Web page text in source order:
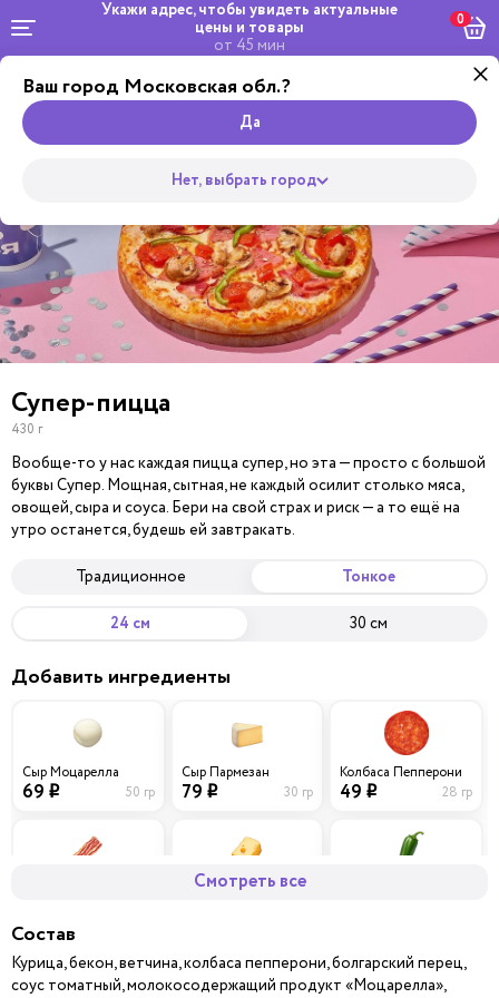
Укажи адрес, чтобы увидеть актуальные
цены и товары
от 45 мин
Ваш город Московская обл.?
Да
Нет, выбрать город
0
Роллы
Комбо и
Пицца
Супер-пицца
430 г
Вообще-то у нас каждая пицца супер, но эта — просто с большой
буквы Супер. Мощная, сытная, не каждый осилит столько мяса,
овощей, сыра и соуса. Бери на свой страх и риск — а то ещё на
утро останется, будешь ей завтракать.
Традиционное Тонкое
24 см 30 см
Добавить ингредиенты
Сыр Моцарелла
69 i 50 гр
Сыр Пармезан
79 i 30 гр
Колбаса Пепперони
49 i 28 гр
Сыр Чеддер
Смотреть все
Состав
Курица, бекон, ветчина, колбаса пепперони, болгарский перец,
соус томатный, молокосодержащий продукт «Моцарелла»,